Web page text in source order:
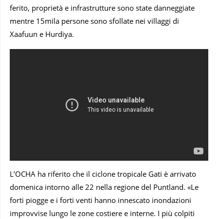
ferito, proprietà e infrastrutture sono state danneggiate
mentre 15mila persone sono sfollate nei villaggi di
Xaafuun e Hurdiya.
L’OCHA ha riferito che il ciclone tropicale Gati è arrivato
domenica intorno alle 22 nella regione del Puntland. «Le
forti piogge e i forti venti hanno innescato inondazioni
improvvise lungo le zone costiere e interne. I più colpiti